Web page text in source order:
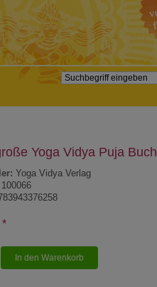
Yoga Vidya Puja Buch
Yoga Vidya Verlag
100066
*